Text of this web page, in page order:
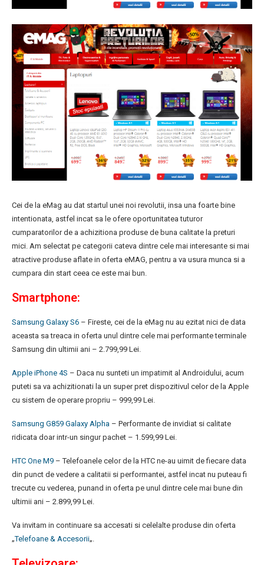
Cei de la eMag au dat startul unei noi revolutii, insa una foarte bine
intentionata, astfel incat sa le ofere oportunitatea tuturor
cumparatorilor de a achizitiona produse de buna calitate la preturi
mici. Am selectat pe categorii cateva dintre cele mai interesante si mai
atractive produse aflate in oferta eMAG, pentru a va usura munca si a
cumpara din start ceea ce este mai bun.
Smartphone:
Samsung Galaxy S6 – Fireste, cei de la eMag nu au ezitat nici de data
aceasta sa treaca in oferta unul dintre cele mai performante terminale
Samsung din ultimii ani – 2.799,99 Lei.
Apple iPhone 4S – Daca nu sunteti un impatimit al Androidului, acum
puteti sa va achizitionati la un super pret dispozitivul celor de la Apple
cu sistem de operare propriu – 999,99 Lei.
Samsung G859 Galaxy Alpha – Performante de invidiat si calitate
ridicata doar intr-un singur pachet – 1.599,99 Lei.
HTC One M9 – Telefoanele celor de la HTC ne-au uimit de fiecare data
din punct de vedere a calitatii si performantei, astfel incat nu puteau fi
trecute cu vederea, punand in oferta pe unul dintre cele mai bune din
ultimii ani – 2.899,99 Lei.
Va invitam in continuare sa accesati si celelalte produse din oferta
„Telefoane & Accesorii„.